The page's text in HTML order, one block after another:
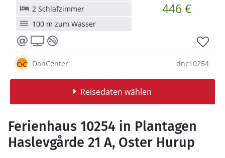
446 €
2 Schlafzimmer
100 m zum Wasser
DanCenter dnc10254
Reisedaten wählen
Ferienhaus 10254 in Plantagen
Haslevgårde 21 A, Oster Hurup